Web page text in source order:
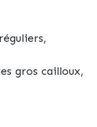
gros cailloux,